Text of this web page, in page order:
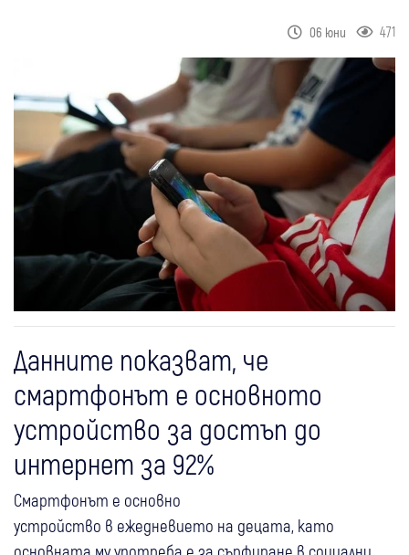
06 юни 471
Данните показват, че
смартфонът е основното
устройство за достъп до
интернет за 92%
Смартфонът е основно
устройство в ежедневието на децата, като